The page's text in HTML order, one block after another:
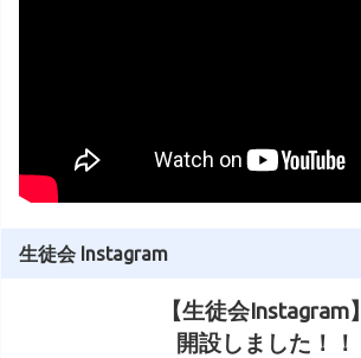
生徒会 Instagram
【生徒会Instagram】
開設しました！！